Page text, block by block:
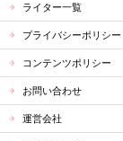
ライター一覧
プライバシーポリシー
コンテンツポリシー
お問い合わせ
運営会社